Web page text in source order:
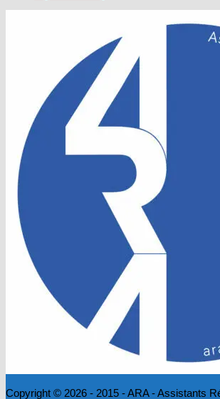
Copyright © 2026 - 2015 - ARA - Assistants